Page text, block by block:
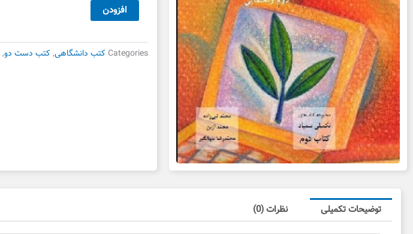
نویسی
بیسیک
افزودن
Categories کتب دانشگاهی, کتب دست دو,
توضیحات تکمیلی نظرات (0)